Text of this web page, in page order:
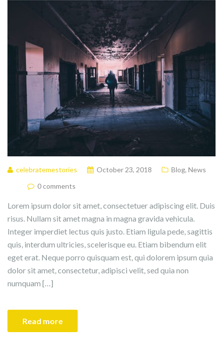
celebratemestories October 23, 2018 Blog, News
0 comments
Lorem ipsum dolor sit amet, consectetuer adipiscing elit. Duis
risus. Nullam sit amet magna in magna gravida vehicula.
Integer imperdiet lectus quis justo. Etiam ligula pede, sagittis
quis, interdum ultricies, scelerisque eu. Etiam bibendum elit
eget erat. Neque porro quisquam est, qui dolorem ipsum quia
dolor sit amet, consectetur, adipisci velit, sed quia non
numquam […]
Read more